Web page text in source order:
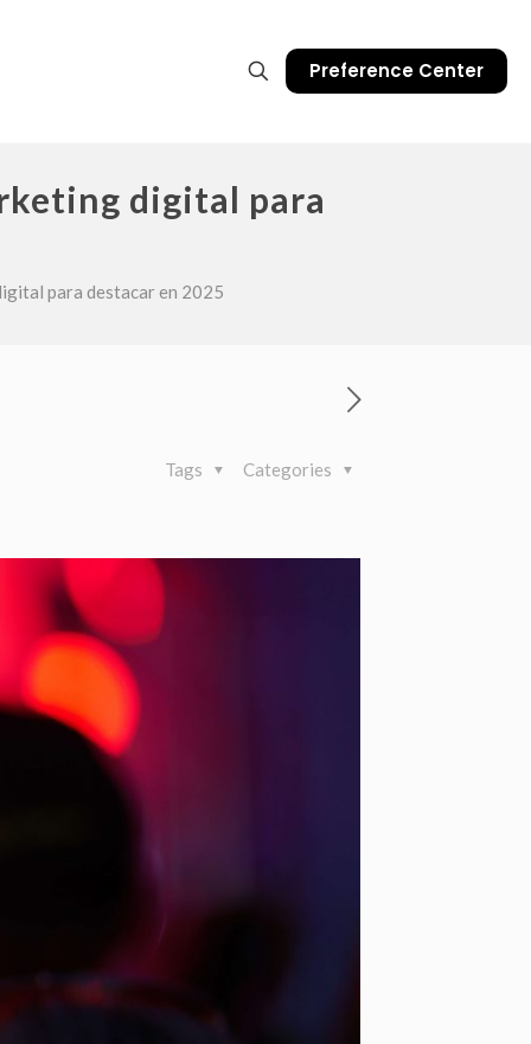
Preference Center
digital para
para destacar en 2025
Categories
Tags